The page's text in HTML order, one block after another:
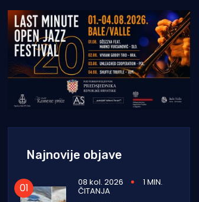
Najnovije objave
08 kol. 2026 1 MIN.
ČITANJA